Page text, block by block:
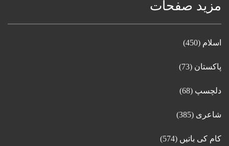
مزید صفحات
اسلام (450)
پاکستان (73)
دلچسپ (68)
شاعری (385)
کام کی باتیں (574)